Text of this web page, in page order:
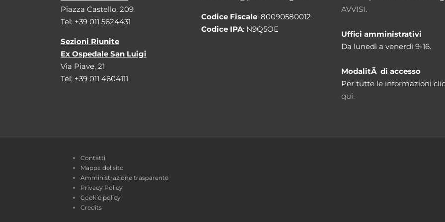
Piazza Castello, 209
Tel: +39 011 5624431
Sezioni Riunite
Ex Ospedale San Luigi
Via Piave, 21
Tel: +39 011 4604111
Codice Fiscale: 80090580012
Codice IPA: N9Q5OE
AVVISI.
Uffici amministrativi
Da lunedì a venerdì 9-16.
ModalitÃ di accesso
Per tutte le informazioni
qui.
Contatti
Mappa del sito
Amministrazione trasparente
Privacy Policy
Cookie policy
Credits